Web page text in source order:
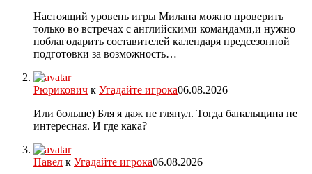
Настоящий уровень игры Милана можно проверить
только во встречах с английскими командами,и нужно
поблагодарить составителей календаря предсезонной
подготовки за возможность…
Рюрикович к Угадайте игрока06.08.2026
Или больше) Бля я даж не глянул. Тогда банальщина не
интересная. И где кака?
Павел к Угадайте игрока06.08.2026